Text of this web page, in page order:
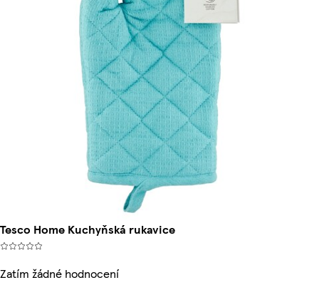
Tesco Home Kuchyňská rukavice
Zatím žádné hodnocení